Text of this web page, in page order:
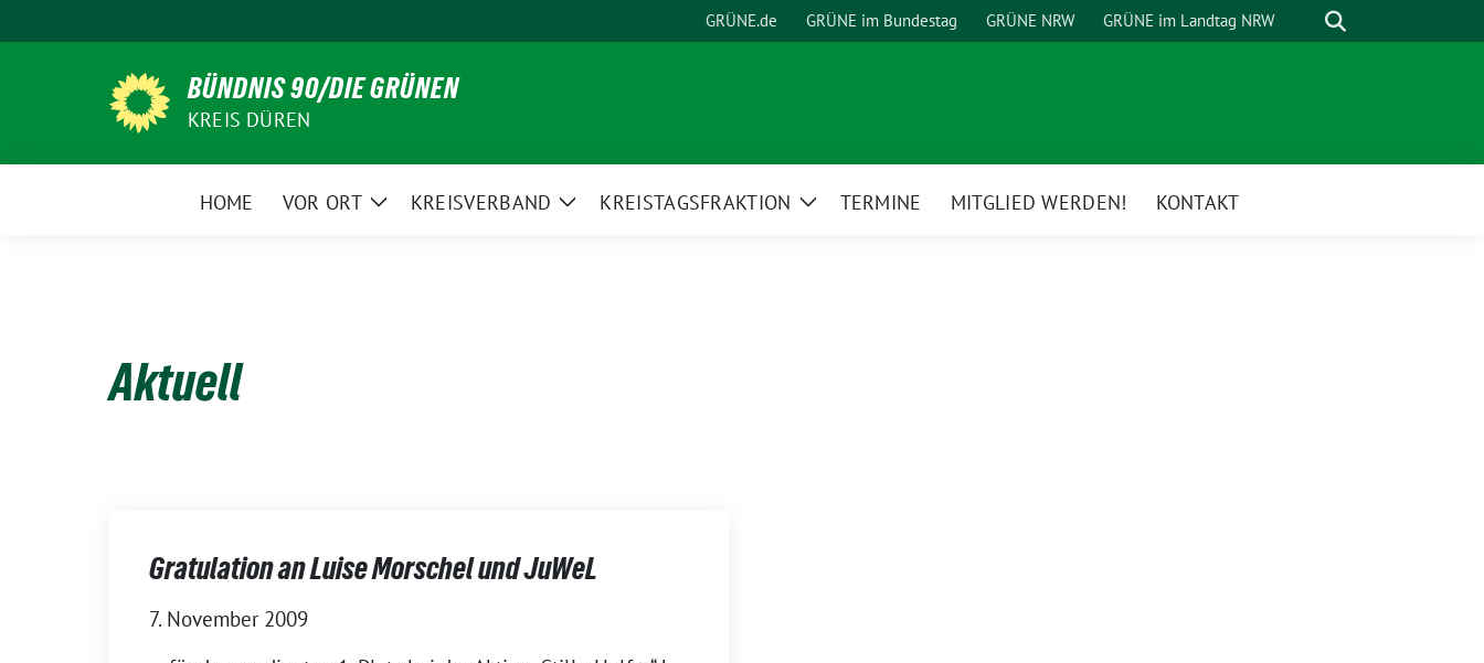
zum
GRÜNE.de GRÜNE im Bundestag GRÜNE NRW GRÜNE im Landtag NRW Suche
BÜNDNIS 90/DIE GRÜNEN
KREIS DÜREN
HOME VOR ORT
ZeigeKREISVERBAND
ZeigeKREISTAGSFRAKTION
ZeigeTERMINE MITGLIED WERDEN! KONTAKT
Aktuell
Gratulation an Luise Morschel und JuWeL
7. November 2009